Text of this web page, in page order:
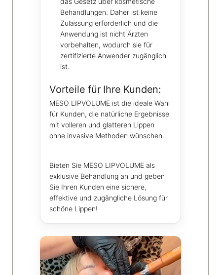
Behandlungen. Daher ist keine
Zulassung erforderlich und die
Anwendung ist nicht Ärzten
vorbehalten, wodurch sie für
zertifizierte Anwender zugänglich
ist.
Vorteile für Ihre Kunden:
MESO LIPVOLUME ist die ideale Wahl
für Kunden, die natürliche Ergebnisse
mit volleren und glatteren Lippen
ohne invasive Methoden wünschen.
Bieten Sie MESO LIPVOLUME als
exklusive Behandlung an und geben
Sie Ihren Kunden eine sichere,
effektive und zugängliche Lösung für
schöne Lippen!